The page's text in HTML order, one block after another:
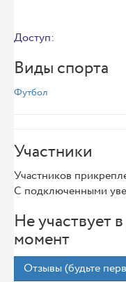
Доступ:
Виды спорта
Футбол
Участники
Участников
С подключенными
Не участвует
момент
Отзывы (будьте